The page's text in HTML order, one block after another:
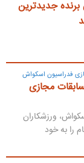
برنده جدیدترین
فدراسیون اسکواش
مجازی
ورزشکاران
چهار مقام را به خود